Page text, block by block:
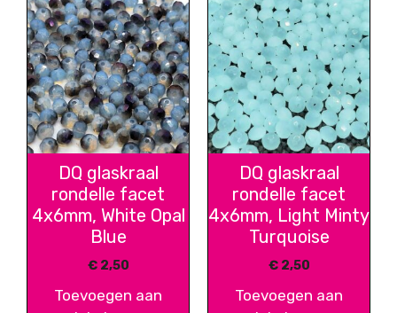
DQ glaskraal
rondelle facet
4x6mm, White Opal
Blue
€2,50
Toevoegen aan
DQ glaskraal
rondelle facet
4x6mm, Light Minty
Turquoise
€2,50
Toevoegen aan